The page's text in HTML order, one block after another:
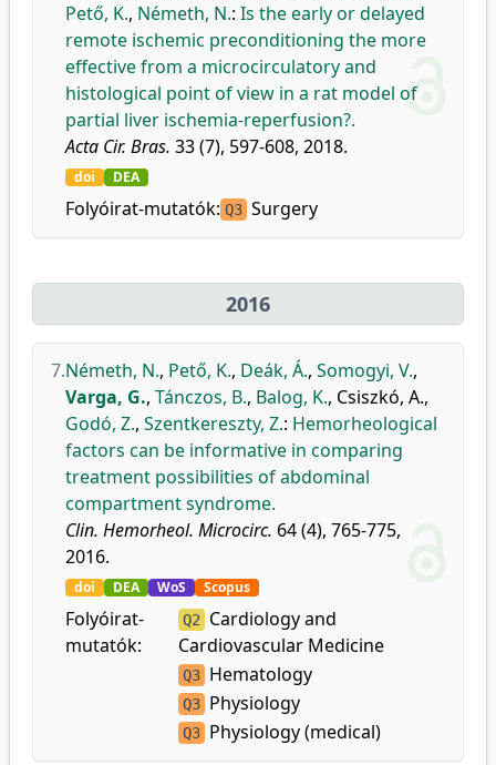
Pető, K., Németh, N.: Is the early or delayed
remote ischemic preconditioning the more
effective from a microcirculatory and
histological point of view in a rat model of
partial liver ischemia-reperfusion?.
Acta Cir. Bras. 33 (7), 597-608, 2018.
doi DEA
Folyóirat-mutatók: Q3 Surgery
2016
7.Németh, N., Pető, K., Deák, Á., Somogyi, V.,
Varga, G., Tánczos, B., Balog, K., Csiszkó, A.,
Godó, Z., Szentkereszty, Z.: Hemorheological
factors can be informative in comparing
treatment possibilities of abdominal
compartment syndrome.
Clin. Hemorheol. Microcirc. 64 (4), 765-775,
2016.
doi DEA WoS Scopus
Folyóirat-
mutatók:
Q2 Cardiology and
Cardiovascular Medicine
Q3 Hematology
Q3 Physiology
Q3 Physiology (medical)